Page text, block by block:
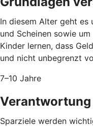
In diesem Alter geht es
und Scheinen sowie
Kinder lernen, dass
und nicht unbegrenzt
7–10 Jahre
Sparziele werden